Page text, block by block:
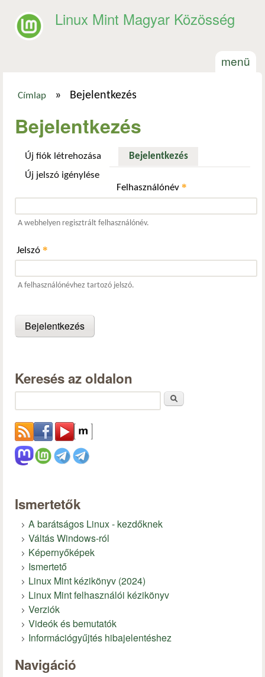
Linux Mint Magyar Közösség
menü
Címlap » Bejelentkezés
Bejelentkezés
Új fiók létrehozása Bejelentkezés(aktív fül)
Új jelszó igénylése
Felhasználónév*
A webhelyen regisztrált felhasználónév.
Jelszó *
A felhasználónévhez tartozó jelszó.
Keresés az oldalon
Ismertetők
A barátságos Linux - kezdőknek
Váltás Windows-ról
Képernyőképek
Ismertető
Linux Mint kézikönyv (2024)
Linux Mint felhasználói kézikönyv
Verziók
Videók és bemutatók
Információgyűjtés hibajelentéshez
Navigáció